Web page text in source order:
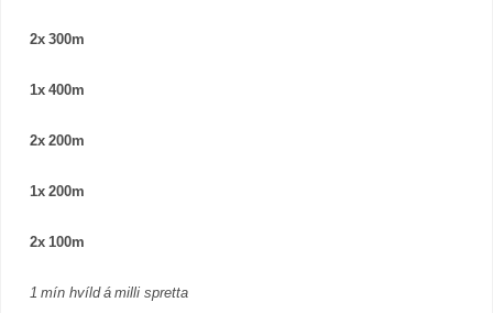
2x 300m
1x 400m
2x 200m
1x 200m
2x 100m
1 mín hvíld á milli spretta